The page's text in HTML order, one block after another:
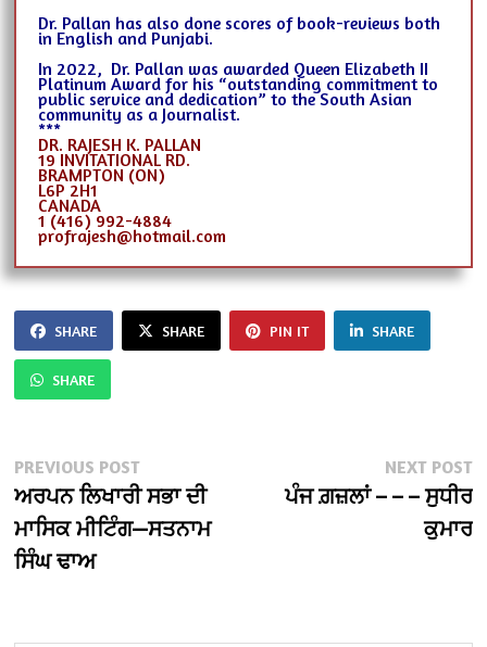
Dr. Pallan has also done scores of book-reviews both
in English and Punjabi.
In 2022, Dr. Pallan was awarded Queen Elizabeth II
Platinum Award for his “outstanding commitment to
public service and dedication” to the South Asian
community as a Journalist.
***
DR. RAJESH K. PALLAN
19 INVITATIONAL RD.
BRAMPTON (ON)
L6P 2H1
CANADA
1 (416) 992-4884
profrajesh@hotmail.com
SHARE SHARE PIN IT SHARE
SHARE
Post
navigation
PREVIOUS POSTPrevious
post:
ਅਰਪਨ ਲਿਖਾਰੀ ਸਭਾ ਦੀ
ਮਾਸਿਕ ਮੀਟਿੰਗ—ਸਤਨਾਮ
ਸਿੰਘ ਢਾਅ
NEXT POST
ਪੰਜ ਗ਼ਜ਼ਲਾਂ – – – ਸੁਧੀਰ
ਕੁਮਾਰ